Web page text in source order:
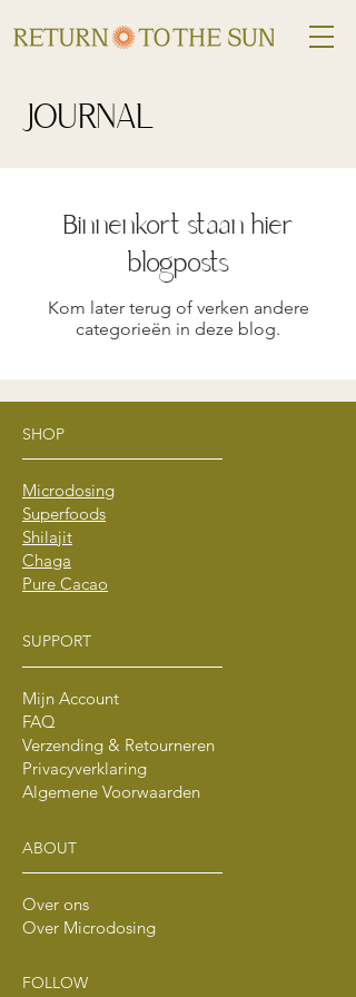
JOURNAL
Binnenkort staan hier
blogposts
Kom later terug of verken andere
categorieën in deze blog.
SHOP
Microdosing
Superfoods
Shilajit
Chaga
Pure Cacao
SUPPORT
Mijn Account
FAQ
Verzending & Retourneren
Privacyverklaring
Algemene Voorwaarden
ABOUT
Over ons
Over Microdosing
FOLLOW